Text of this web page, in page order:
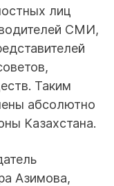
лиц
СМИ,
Таким
абсолютно
Казахстана.
Азимова,